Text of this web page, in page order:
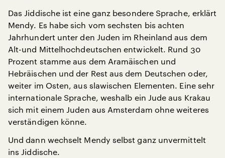
Das Jiddische ist eine ganz besondere Sprache, erklärt
Mendy. Es habe sich vom sechsten bis achten
Jahrhundert unter den Juden im Rheinland aus dem
Alt-und Mittelhochdeutschen entwickelt. Rund 30
Prozent stamme aus dem Aramäischen und
Hebräischen und der Rest aus dem Deutschen oder,
weiter im Osten, aus slawischen Elementen. Eine sehr
internationale Sprache, weshalb ein Jude aus Krakau
sich mit einem Juden aus Amsterdam ohne weiteres
verständigen könne.
Und dann wechselt Mendy selbst ganz unvermittelt
ins Jiddische.